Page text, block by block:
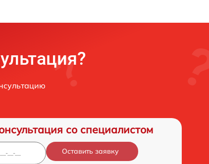
со специалистом
Оставить заявку